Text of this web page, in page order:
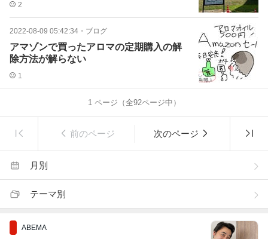
2
2022-08-09 05:42:34 ・ ブログ
アマゾンで買ったアロマの定期購入の解
除方法が解らない
1
1ページ（全92ページ中）
前のページ 次のページ
月別
テーマ別
ABEMA